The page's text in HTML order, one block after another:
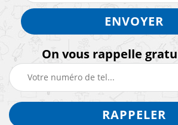
On vous rappelle